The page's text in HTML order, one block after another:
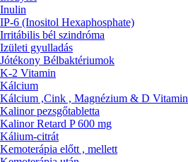
Inulin
IP-6 (Inositol Hexaphosphate)
Irritábilis bél szindróma
Izületi gyulladás
Jótékony Bélbaktériumok
K-2 Vitamin
Kálcium
Kálcium ,Cink , Magnézium & D Vitamin
Kalinor pezsgőtabletta
Kalinor Retard P 600 mg
Kálium-citrát
Kemoterápia előtt , mellett